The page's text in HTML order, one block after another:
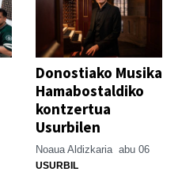
Donostiako Musika
Hamabostaldiko
kontzertua
Usurbilen
Noaua Aldizkaria abu 06
USURBIL